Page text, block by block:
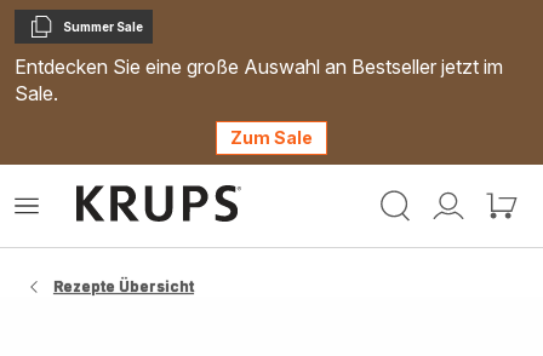
Kopieren
Summer Sale
Entdecken Sie eine große Auswahl an Bestseller jetzt im
Sale.
Zum Sale
Mein
Mein
Das
Rezepte Übersicht